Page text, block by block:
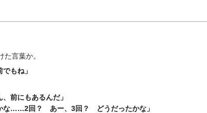
た言葉か。
もね」
前にもあるんだ」
な……2回？ あー、3回？ どうだったかな」